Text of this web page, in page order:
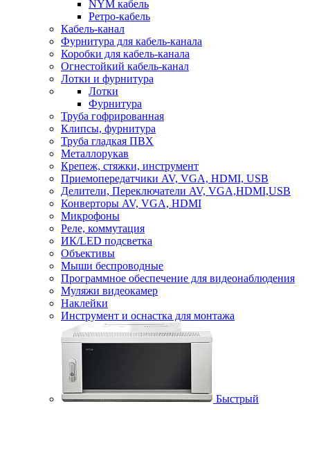
NYM кабель
Ретро-кабель
Кабель-канал
Фурнитура для кабель-канала
Коробки для кабель-канала
Огнестойкий кабель-канал
Лотки и фурнитура
Лотки
Фурнитура
Труба гофрированная
Клипсы, фурнитура
Труба гладкая ПВХ
Металлорукав
Крепеж, стяжки, инструмент
Приемопередатчики AV, VGA, HDMI, USB
Делители, Переключатели AV, VGA,HDMI,USB
Конверторы AV, VGA, HDMI
Микрофоны
Реле, коммутация
ИК/LED подсветка
Объективы
Мыши беспроводные
Программное обеспечение для видеонаблюдения
Муляжи видеокамер
Наклейки
Инструмент и оснастка для монтажа
Быстрый